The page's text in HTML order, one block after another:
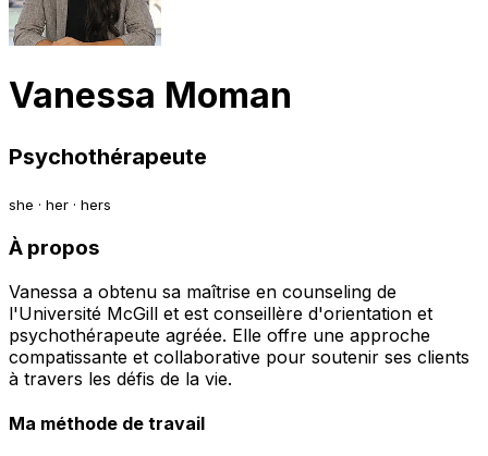
Vanessa Moman
Psychothérapeute
she · her · hers
À propos
Vanessa a obtenu sa maîtrise en counseling de
l'Université McGill et est conseillère d'orientation et
psychothérapeute agréée. Elle offre une approche
compatissante et collaborative pour soutenir ses clients
à travers les défis de la vie.
Ma méthode de travail